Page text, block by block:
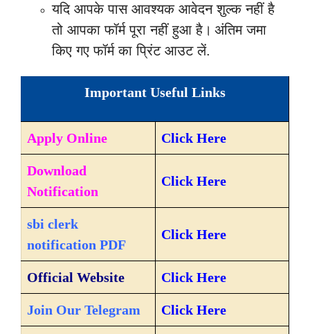
यदि आपके पास आवश्यक आवेदन शुल्क नहीं है
तो आपका फॉर्म पूरा नहीं हुआ है। अंतिम जमा
किए गए फॉर्म का प्रिंट आउट लें.
Important Useful Links
Apply Online Click Here
Download
Notification
Click Here
sbi clerk
notification PDF
Click Here
Official Website Click Here
Join Our Telegram Click Here